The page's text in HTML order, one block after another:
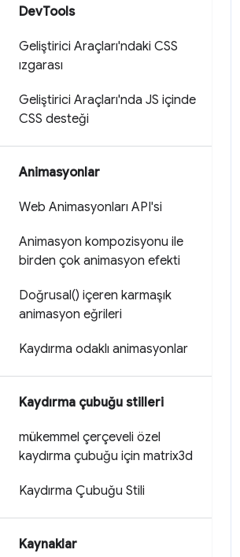
DevTools
Geliştirici Araçları'ndaki CSS
ızgarası
Geliştirici Araçları'nda JS içinde
CSS desteği
Animasyonlar
Web Animasyonları API'si
Animasyon kompozisyonu ile
birden çok animasyon efekti
Doğrusal() içeren karmaşık
animasyon eğrileri
Kaydırma odaklı animasyonlar
Kaydırma çubuğu stilleri
mükemmel çerçeveli özel
kaydırma çubuğu için matrix3d
Kaydırma Çubuğu Stili
Kaynaklar